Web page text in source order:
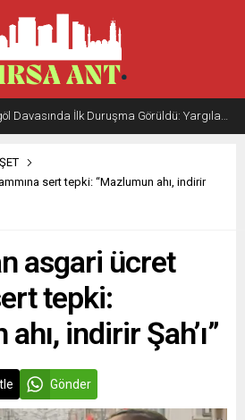
Doruk Efe Bingöl Davasında İlk Duruşma Görüldü: Yargılama 20 Ekim 2026’ya Ertelendi
sert tepki: “Mazlumun ahı, indirir
asgari ücret
tepki:
indirir Şah’ı”
Gönder